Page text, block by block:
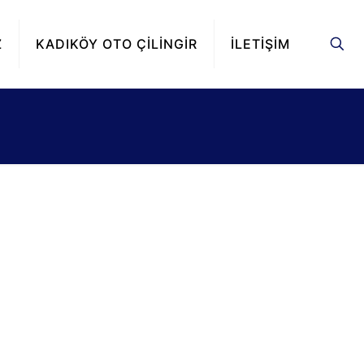
KADIKÖY OTO ÇİLİNGİR İLETİŞİM